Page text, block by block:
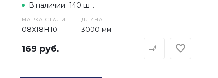
МАРКА СТАЛИ
08Х18H10
ДЛИНА
3000 мм
В наличии 140 шт.
169 руб.